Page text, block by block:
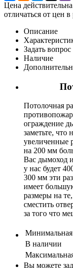
Цена
отличаться от цен
Описание
Задать вопрос
Наличие
Потолочная
ограждение
заметьте, что
увеличенные
на 200 мм
Вас дымоход
у нас будет
300 мм эти
имеет
размеры на
сместить
за того что
Минимальная
В наличии
Вы можете